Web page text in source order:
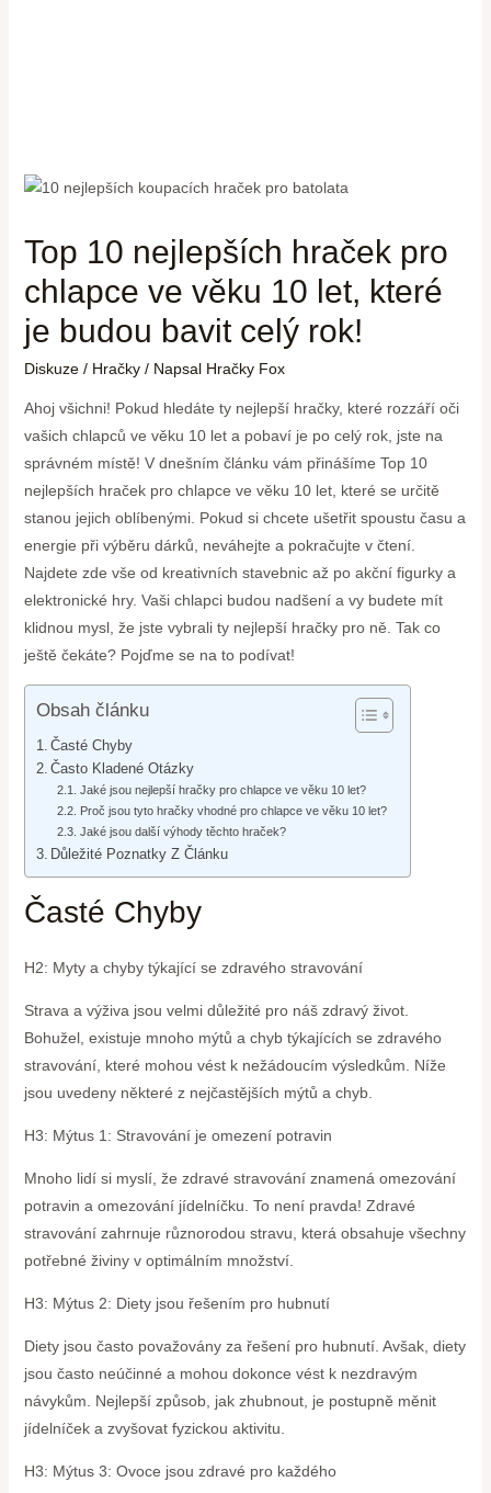
Top 10 nejlepších hraček pro
chlapce ve věku 10 let, které
je budou bavit celý rok!
Diskuze / Hračky/ Napsal Hračky Fox
Ahoj všichni! Pokud hledáte ty nejlepší hračky, které rozzáří oči
vašich chlapců ve věku 10 let a pobaví je po celý rok, jste na
správném místě! V dnešním článku vám přinášíme Top 10
nejlepších hraček pro chlapce ve věku 10 let, které se určitě
stanou jejich oblíbenými. Pokud si chcete ušetřit spoustu času a
energie při výběru dárků, neváhejte a pokračujte v čtení.
Najdete zde vše od kreativních stavebnic až po akční figurky a
elektronické hry. Vaši chlapci budou nadšení a vy budete mít
klidnou mysl, že jste vybrali ty nejlepší hračky pro ně. Tak co
ještě čekáte? Pojďme se na to podívat!
Obsah článku
Časté Chyby
Často Kladené Otázky
Jaké jsou nejlepší hračky pro chlapce ve věku 10 let?
Proč jsou tyto hračky vhodné pro chlapce ve věku 10 let?
Jaké jsou další výhody těchto hraček?
Důležité Poznatky Z Článku
Časté Chyby
H2: Myty a chyby týkající se zdravého stravování
Strava a výživa jsou velmi důležité pro náš zdravý život.
Bohužel, existuje mnoho mýtů a chyb týkajících se zdravého
stravování, které mohou vést k nežádoucím výsledkům. Níže
jsou uvedeny některé z nejčastějších mýtů a chyb.
H3: Mýtus 1: Stravování je omezení potravin
Mnoho lidí si myslí, že zdravé stravování znamená omezování
potravin a omezování jídelníčku. To není pravda! Zdravé
stravování zahrnuje různorodou stravu, která obsahuje všechny
potřebné živiny v optimálním množství.
H3: Mýtus 2: Diety jsou řešením pro hubnutí
Diety jsou často považovány za řešení pro hubnutí. Avšak, diety
jsou často neúčinné a mohou dokonce vést k nezdravým
návykům. Nejlepší způsob, jak zhubnout, je postupně měnit
jídelníček a zvyšovat fyzickou aktivitu.
H3: Mýtus 3: Ovoce jsou zdravé pro každého